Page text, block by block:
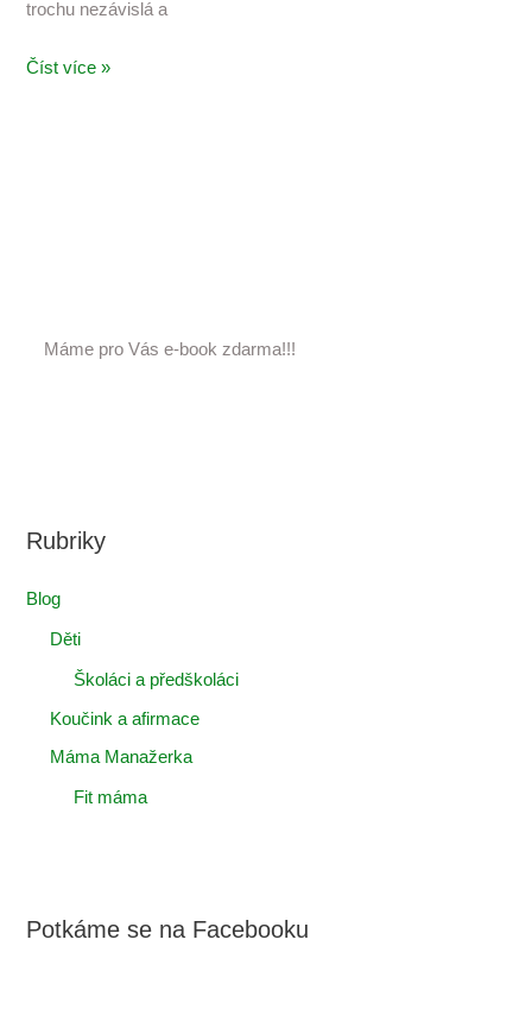
trochu nezávislá a
Číst více »
Máme pro Vás e-book zdarma!!!
Rubriky
Blog
Děti
Školáci a předškoláci
Koučink a afirmace
Máma Manažerka
Fit máma
Potkáme se na Facebooku